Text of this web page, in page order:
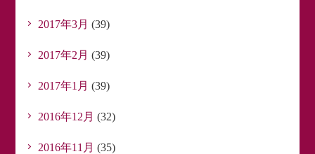
2017年3月 (39)
2017年2月 (39)
2017年1月 (39)
2016年12月 (32)
2016年11月 (35)